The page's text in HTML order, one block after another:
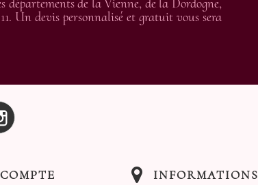
Un devis personnalisé et gratuit vous sera
INFORMATIONS